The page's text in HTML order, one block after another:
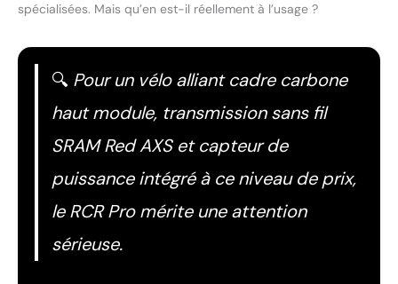
spécialisées. Mais qu’en est-il réellement à l’usage ?
🔍 Pour un vélo alliant cadre carbone
haut module, transmission sans fil
SRAM Red AXS et capteur de
puissance intégré à ce niveau de prix,
le RCR Pro mérite une attention
sérieuse.